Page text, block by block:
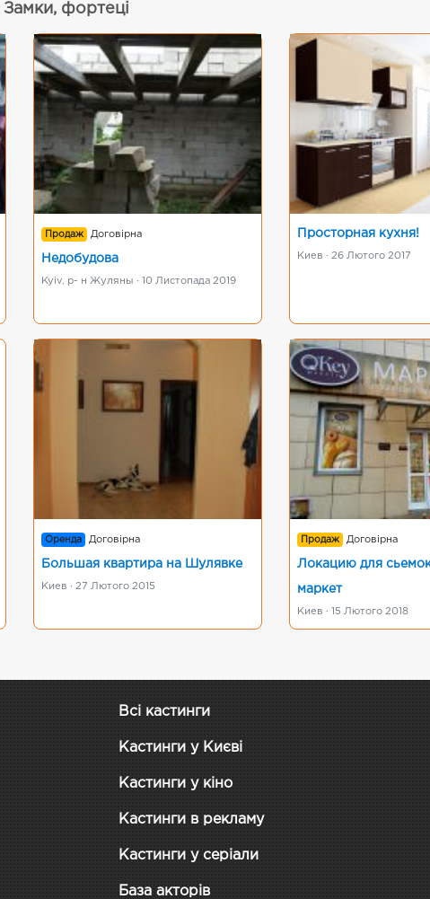
Замки, фортеці
Продаж Договірна
Недобудова
Kyiv, р- н Жуляны · 10 Листопада 2019
Просторная кухня!
Киев · 26 Лютого 2017
Оренда Договірна
Большая квартира на Шулявке
Киев · 27 Лютого 2015
Продаж Договірна
Локацию для
маркет
Киев · 15 Лютого 2018
Всі кастинги
Кастинги у Києві
Кастинги у кіно
Кастинги в рекламу
Кастинги у серіали
База акторів